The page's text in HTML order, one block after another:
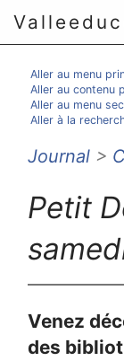
Aller au menu
Aller au contenu
Aller au menu
Aller à la
Journal >
Petit
Venez
des